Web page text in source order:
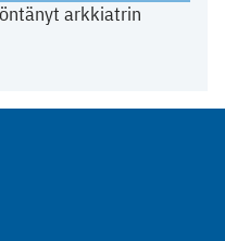
arkkiatrin